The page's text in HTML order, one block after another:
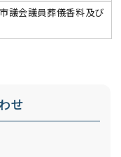
議会議員葬儀香料及び
せ